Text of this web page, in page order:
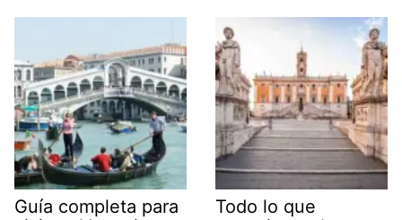
Guía completa para
Todo lo que